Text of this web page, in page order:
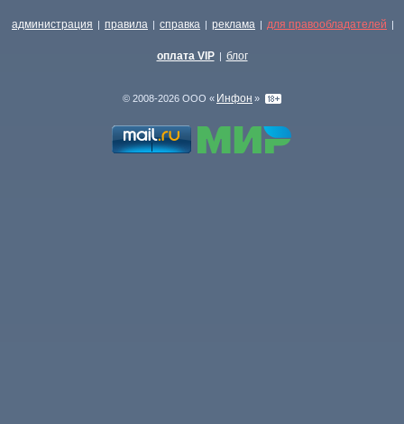
администрация | правила | справка | реклама | для правообладателей |
оплата VIP | блог
© 2008-2026 ООО « Инфон »